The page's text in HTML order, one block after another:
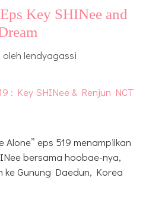
Key SHINee and
oleh lendyagassi
Alone” eps 519 menampilkan
bersama hoobae-nya,
ke Gunung Daedun, Korea